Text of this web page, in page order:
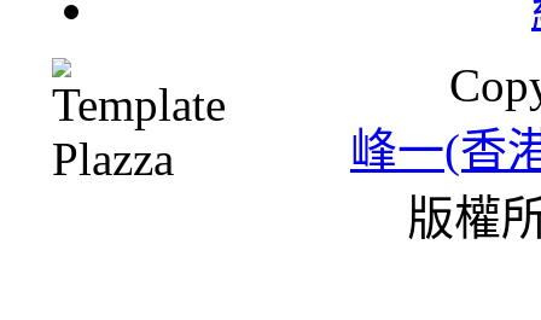
峰一(香
版權